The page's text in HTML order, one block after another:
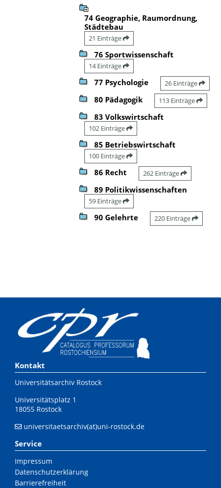
74 Geographie, Raumordnung,
Städtebau
21 Einträge
76 Sportwissenschaft
14 Einträge
77 Psychologie 26 Einträge
80 Pädagogik 113 Einträge
83 Volkswirtschaft
102 Einträge
85 Betriebswirtschaft
100 Einträge
86 Recht 262 Einträge
89 Politikwissenschaften
59 Einträge
90 Gelehrte 220 Einträge
Kontakt
Universitätsarchiv Rostock
Universitätsplatz 1
18055 Rostock
universitaetsarchiv(at)uni-rostock.de
Service
Impressum
Datenschutzerklärung
Barrierefreiheit